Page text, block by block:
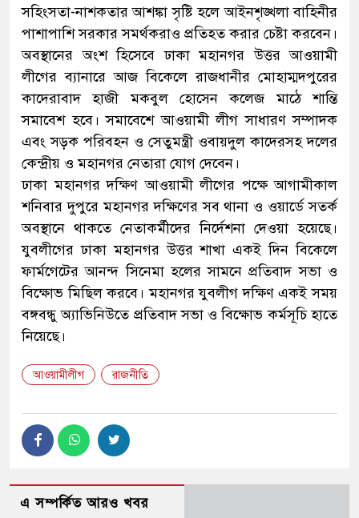
সহিংসতা-নাশকতার আশঙ্কা সৃষ্টি হলে আইনশৃঙ্খলা বাহিনীর
পাশাপাশি সরকার সমর্থকরাও প্রতিহত করার চেষ্টা করবেন।
অবস্থানের অংশ হিসেবে ঢাকা মহানগর উত্তর আওয়ামী
লীগের ব্যানারে আজ বিকেলে রাজধানীর মোহাম্মদপুরের
কাদেরাবাদ হাজী মকবুল হোসেন কলেজ মাঠে শান্তি
সমাবেশ হবে। সমাবেশে আওয়ামী লীগ সাধারণ সম্পাদক
এবং সড়ক পরিবহন ও সেতুমন্ত্রী ওবায়দুল কাদেরসহ দলের
কেন্দ্রীয় ও মহানগর নেতারা যোগ দেবেন।
ঢাকা মহানগর দক্ষিণ আওয়ামী লীগের পক্ষে আগামীকাল
শনিবার দুপুরে মহানগর দক্ষিণের সব থানা ও ওয়ার্ডে সতর্ক
অবস্থানে থাকতে নেতাকর্মীদের নির্দেশনা দেওয়া হয়েছে।
যুবলীগের ঢাকা মহানগর উত্তর শাখা একই দিন বিকেলে
ফার্মগেটের আনন্দ সিনেমা হলের সামনে প্রতিবাদ সভা ও
বিক্ষোভ মিছিল করবে। মহানগর যুবলীগ দক্ষিণ একই সময়
বঙ্গবন্ধু অ্যাভিনিউতে প্রতিবাদ সভা ও বিক্ষোভ কর্মসূচি হাতে
নিয়েছে।
আওয়ামীলীগ রাজনীতি
এ সম্পর্কিত আরও খবর